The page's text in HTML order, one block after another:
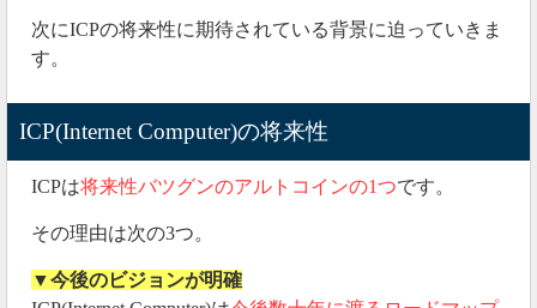
次にICPの将来性に期待されている背景に迫っていきま
す。
ICP(Internet Computer)の将来性
ICPは将来性バツグンのアルトコインの1つです。
その理由は次の3つ。
▼今後のビジョンが明確